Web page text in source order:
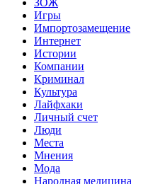
ЗОЖ
Игры
Импортозамещение
Интернет
Истории
Компании
Криминал
Культура
Лайфхаки
Личный счет
Люди
Места
Мнения
Мода
Народная медицина